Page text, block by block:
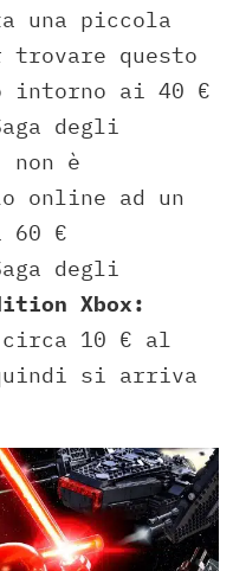
una piccola
questo
intorno ai 40 €
degli
non è
online ad un
€
degli
Xbox:
circa 10 € al
si arriva